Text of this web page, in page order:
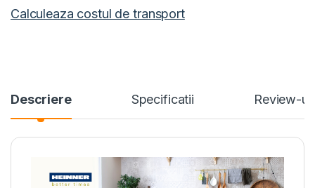
Calculeaza costul de transport
Descriere Specificatii Review-uri